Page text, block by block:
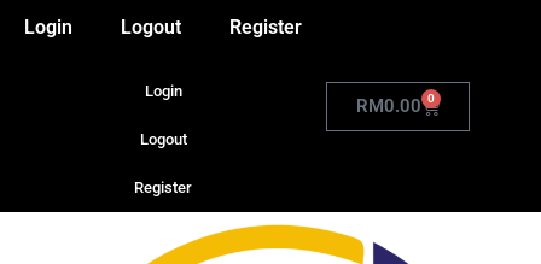
Login Logout Register
Login
Logout
Register
RM0.00 0